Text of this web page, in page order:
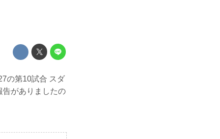
の第10試合 スダ
告がありましたの